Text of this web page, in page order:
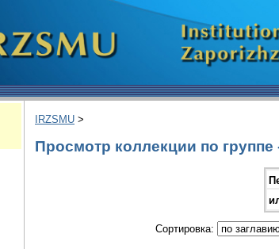
IRZSMU >
Просмотр коллекции по
Сортировка: